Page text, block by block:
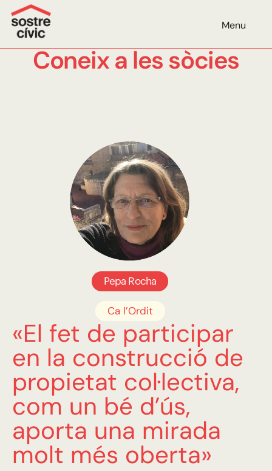
Menu
Coneix a les sòcies
Pepa Rocha
Ca l’Ordit
«El fet de participar
en la construcció de
propietat col·lectiva,
com un bé d’ús,
aporta una mirada
molt més oberta»